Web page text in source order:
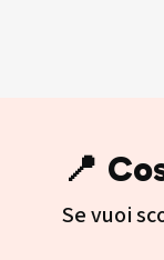
📍
Se vuoi